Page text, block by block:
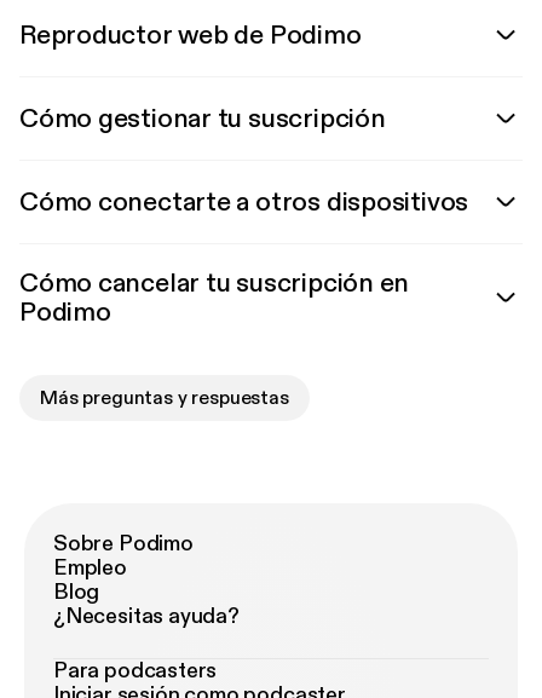
Reproductor web de Podimo
Cómo gestionar tu suscripción
Cómo conectarte a otros dispositivos
Cómo cancelar tu suscripción en
Podimo
Más preguntas y respuestas
Sobre Podimo
Empleo
Blog
¿Necesitas ayuda?
Para podcasters